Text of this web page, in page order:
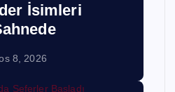
İsimleri
8, 2026